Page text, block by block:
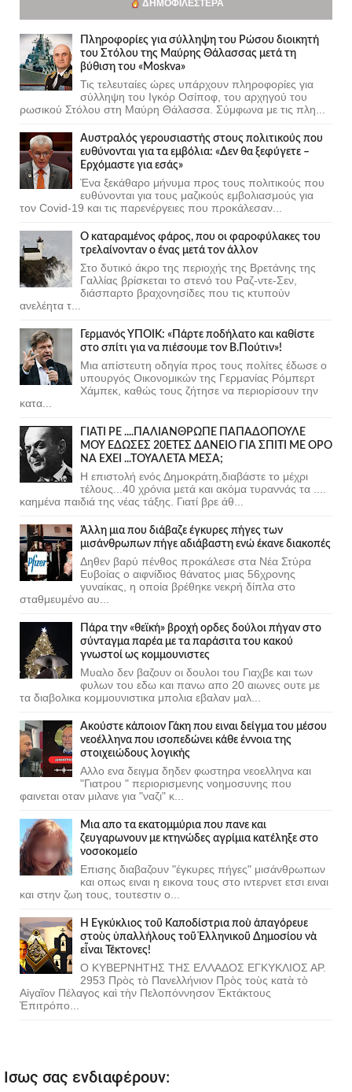
ΔΗΜΟΦΙΛΈΣΤΕΡΑ
Πληροφορίες για σύλληψη του Ρώσου διοικητή
του Στόλου της Mαύρης Θάλασσας μετά τη
βύθιση του «Moskva»
Τις τελευταίες ώρες υπάρχουν πληροφορίες για
σύλληψη του Ιγκόρ Οσίποφ, του αρχηγού του
ρωσικού Στόλου στη Μαύρη Θάλασσα. Σύμφωνα με τις πλη...
Αυστραλός γερουσιαστής στους πολιτικούς που
ευθύνονται για τα εμβόλια: «Δεν θα ξεφύγετε –
Ερχόμαστε για εσάς»
Ένα ξεκάθαρο μήνυμα προς τους πολιτικούς που
ευθύνονται για τους μαζικούς εμβολιασμούς για
τον Covid-19 και τις παρενέργειες που προκάλεσαν...
Ο καταραμένος φάρος, που οι φαροφύλακες του
τρελαίνονταν ο ένας μετά τον άλλον
Στο δυτικό άκρο της περιοχής της Βρετάνης της
Γαλλίας βρίσκεται το στενό του Ραζ-ντε-Σεν,
διάσπαρτο βραχονησίδες που τις κτυπούν
ανελέητα τ...
Γερμανός ΥΠΟΙΚ: «Πάρτε ποδήλατο και καθίστε
στο σπίτι για να πιέσουμε τον Β.Πούτιν»!
Μια απίστευτη οδηγία προς τους πολίτες έδωσε ο
υπουργός Οικονομικών της Γερμανίας Ρόμπερτ
Χάμπεκ, καθώς τους ζήτησε να περιορίσουν την
κατα...
ΓΙΑΤΙ ΡΕ ....ΠΑΛΙΑΝΘΡΩΠΕ ΠΑΠΑΔΟΠΟΥΛΕ
ΜΟΥ ΕΔΩΣΕΣ 20ΕΤΕΣ ΔΑΝΕΙΟ ΓΙΑ ΣΠΙΤΙ ΜΕ ΟΡΟ
ΝΑ ΕΧΕΙ ...ΤΟΥΑΛΕΤΑ ΜΕΣΑ;
Η επιστολή ενός Δημοκράτη,διαβάστε το μέχρι
τέλους...40 χρόνια μετά και ακόμα τυραννάς τα ....
καημένα παιδιά της νέας τάξης. Γιατί βρε άθ...
Άλλη μια που διάβαζε έγκυρες πήγες των
μισάνθρωπων πήγε αδιάβαστη ενώ έκανε διακοπές
Δηθεν βαρύ πένθος προκάλεσε στα Νέα Στύρα
Ευβοίας ο αιφνίδιος θάνατος μιας 56χρονης
γυναίκας, η οποία βρέθηκε νεκρή δίπλα στο
σταθμευμένο αυ...
Πάρα την «θεϊκή» βροχή ορδες δούλοι πήγαν στο
σύνταγμα παρέα με τα παράσιτα του κακού
γνωστοί ως κομμουνιστες
Μυαλο δεν βαζουν οι δουλοι του Γιαχβε και των
φυλων του εδω και πανω απο 20 αιωνες ουτε με
τα διαβολικα κομμουνιστικα μπολια εβαλαν μαλ...
Ακούστε κάποιον Γάκη που ειναι δείγμα του μέσου
νεοέλληνα που ισοπεδώνει κάθε έννοια της
στοιχειώδους λογικής
Αλλο ενα δειγμα δηδεν φωστηρα νεοελληνα και
"Γιατρου " περιορισμενης νοημοσυνης που
φαινεται οταν μιλανε για "ναζι" κ...
Μια απο τα εκατομμύρια που πανε και
ζευγαρωνουν με κτηνώδες αγρίμια κατέληξε στο
νοσοκομείο
Επισης διαβαζουν "έγκυρες πήγες" μισάνθρωπων
και οπως ειναι η εικονα τους στο ιντερνετ ετσι ειναι
και στην ζωη τους, τουτεστιν ο...
Ἡ Ἐγκύκλιος τοῦ Καποδίστρια ποὺ ἀπαγόρευε
στοὺς ὑπαλλήλους τοῦ Ἑλληνικοῦ Δημοσίου νὰ
εἶναι Τέκτονες!
Ο ΚΥΒΕΡΝΗΤΗΣ ΤΗΣ ΕΛΛΑΔΟΣ ΕΓΚΥΚΛΙΟΣ ΑΡ.
2953 Πρὸς τὸ Πανελλήνιον Πρὸς τοὺς κατὰ τὸ
Αἰγαῖον Πέλαγος καὶ τὴν Πελοπόννησον Ἐκτάκτους
Ἐπιτρόπο...